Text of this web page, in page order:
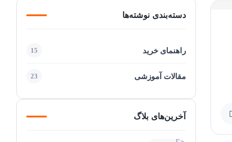
دسته‌بندی نوشته‌ها
راهنمای خرید 15
مقالات آموزشی 23
آخرین‌های بلاگ